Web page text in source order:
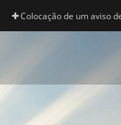
Colocação de um aviso